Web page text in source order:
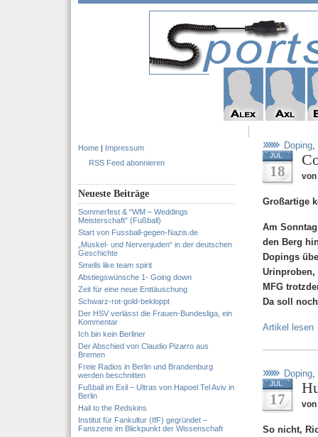
Home | Impressum
RSS Feed abonnieren
Neueste Beiträge
Sommerfest & “WM – Weddings
Meisterschaft” (Fußball)
Start von Fussball-gegen-Nazis.de
„Muskel- und Nervenjuden“ in der deutschen
Geschichte
Smells like team spirit
Abstiegswünsche 1- Going down
Zeit für eine neue Enttäuschung
Schwarz-rot-gold-bekloppt
Der HSV verlässt die Frauen-Bundesliga, ein
Kommentar
Ich bin kein Berliner
Der Abschied von Claudio Pizarro aus
Bremen
Freie Radios in Berlin und Brandenburg
werden beschnitten
Fußball im Exil – Ultras von Hapoel Tel Aviv in
Berlin
Hail to the Redskins
Institut für Fankultur (IfF) gegründet –
Fanszene im Blickpunkt der Wissenschaft
Doping,
JUL
18 von
Großartige
Am
den Berg
Dopings
Urinproben,
MFG
Da soll
Artikel lesen
Doping,
JUL
17 von
So nicht,